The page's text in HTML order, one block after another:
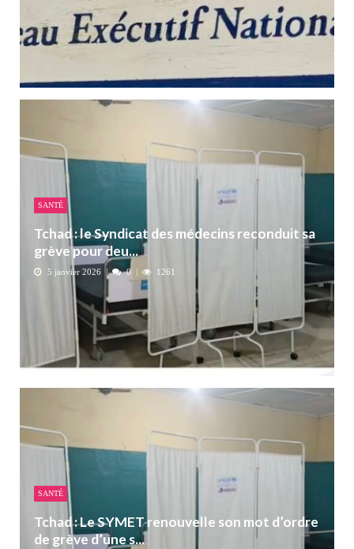
SANTÉ
Tchad : le Syndicat des médecins reconduit sa
grève pour deu...
5 janvier 2026 0 1261
SANTÉ
Tchad : Le SYMET renouvelle son mot d’ordre
de grève d’une s...